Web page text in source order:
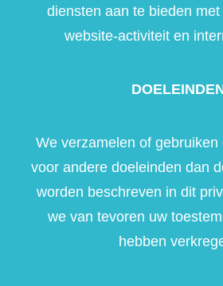
diensten aan te bieden
website-activiteit en
We verzamelen of
voor andere doeleinden dan
worden beschreven in dit
we van tevoren uw
hebben